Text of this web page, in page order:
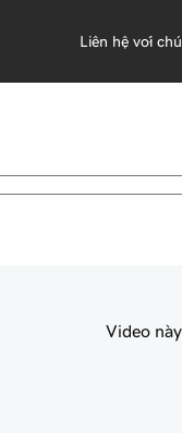
Liên hệ với
Video